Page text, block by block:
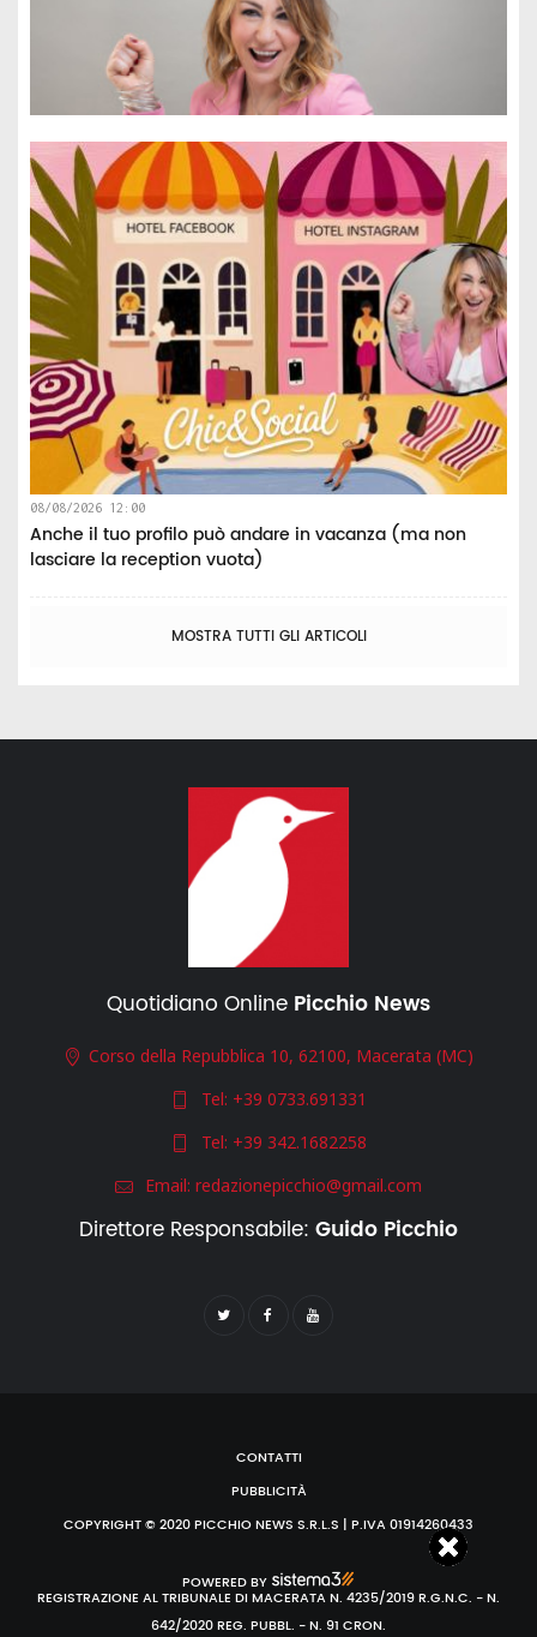
08/08/2026 12:00
Anche il tuo profilo può andare in vacanza (ma non
lasciare la reception vuota)
MOSTRA TUTTI GLI ARTICOLI
Quotidiano Online Picchio News
Corso della Repubblica 10, 62100, Macerata (MC)
Tel: +39 0733.691331
Tel: +39 342.1682258
Email: redazionepicchio@gmail.com
Direttore Responsabile: Guido Picchio
CONTATTI
PUBBLICITÀ
COPYRIGHT © 2020 PICCHIO NEWS S.R.L.S | P.IVA 01914260433
POWERED BY
REGISTRAZIONE AL TRIBUNALE DI MACERATA N. 4235/2019 R.G.N.C. - N.
642/2020 REG. PUBBL. - N. 91 CRON.